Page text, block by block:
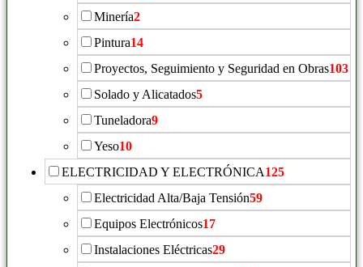
Minería2
Pintura14
Proyectos, Seguimiento y Seguridad en Obras103
Solado y Alicatados5
Tuneladora9
Yeso10
ELECTRICIDAD Y ELECTRÓNICA125
Electricidad Alta/Baja Tensión59
Equipos Electrónicos17
Instalaciones Eléctricas29